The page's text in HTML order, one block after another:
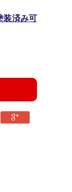
装済み可